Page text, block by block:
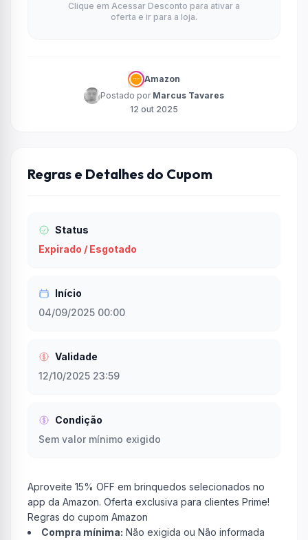
Clique em Acessar Desconto para ativar a
oferta e ir para a loja.
Amazon
Postado por Marcus Tavares
12 out 2025
Regras e Detalhes do Cupom
Status
Expirado / Esgotado
Início
04/09/2025 00:00
Validade
12/10/2025 23:59
Condição
Sem valor mínimo exigido
Aproveite 15% OFF em brinquedos selecionados no
app da Amazon. Oferta exclusiva para clientes Prime!
Regras do cupom Amazon
Compra mínima: Não exigida ou Não informada